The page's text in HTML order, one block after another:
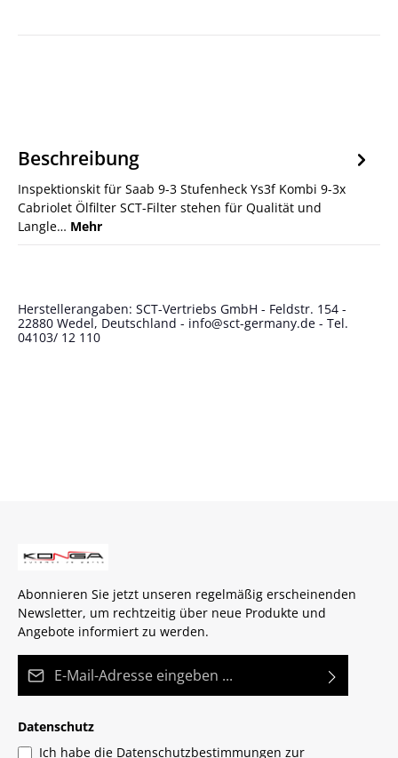
Beschreibung
Inspektionskit für Saab 9-3 Stufenheck Ys3f Kombi 9-3x
Cabriolet Ölfilter SCT-Filter stehen für Qualität und
Langle… Mehr
Herstellerangaben: SCT-Vertriebs GmbH - Feldstr. 154 -
22880 Wedel, Deutschland - info@sct-germany.de - Tel.
04103/ 12 110
Abonnieren Sie jetzt unseren regelmäßig erscheinenden
Newsletter, um rechtzeitig über neue Produkte und
Angebote informiert zu werden.
Datenschutz
Ich habe die Datenschutzbestimmungen zur